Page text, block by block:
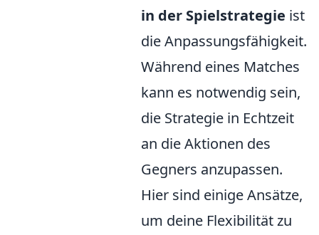
in der Spielstrategie ist
die Anpassungsfähigkeit.
Während eines Matches
kann es notwendig sein,
die Strategie in Echtzeit
an die Aktionen des
Gegners anzupassen.
Hier sind einige Ansätze,
um deine Flexibilität zu